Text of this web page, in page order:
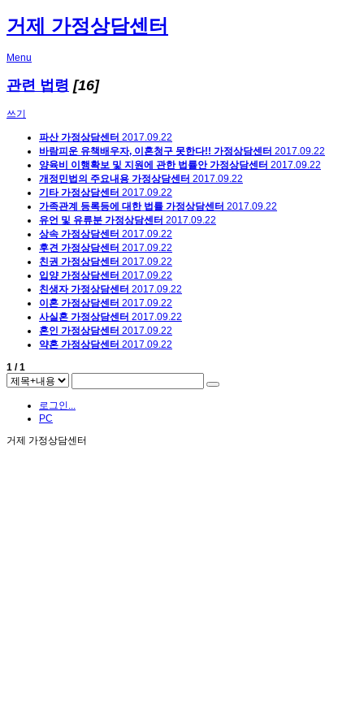
거제 가정상담센터
Menu
관련 법령 [16]
쓰기
파산 가정상담센터 2017.09.22
바람피운 유책배우자, 이혼청구 못한다!! 가정상담센터 2017.09.22
양육비 이행확보 및 지원에 관한 법률안 가정상담센터 2017.09.22
개정민법의 주요내용 가정상담센터 2017.09.22
기타 가정상담센터 2017.09.22
가족관계 등록등에 대한 법률 가정상담센터 2017.09.22
유언 및 유류분 가정상담센터 2017.09.22
상속 가정상담센터 2017.09.22
후견 가정상담센터 2017.09.22
친권 가정상담센터 2017.09.22
입양 가정상담센터 2017.09.22
친생자 가정상담센터 2017.09.22
이혼 가정상담센터 2017.09.22
사실혼 가정상담센터 2017.09.22
혼인 가정상담센터 2017.09.22
약혼 가정상담센터 2017.09.22
1 / 1
로그인...
PC
거제 가정상담센터